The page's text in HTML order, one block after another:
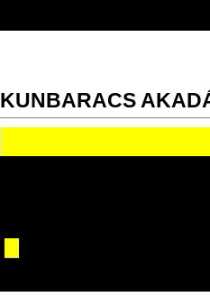
KUNBARACS